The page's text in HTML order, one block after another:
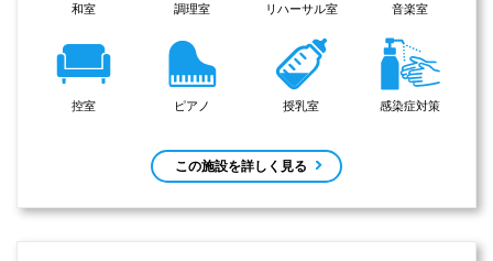
和室 調理室 リハーサル室 音楽室
控室 ピアノ 授乳室 感染症対策
この施設を詳しく見る